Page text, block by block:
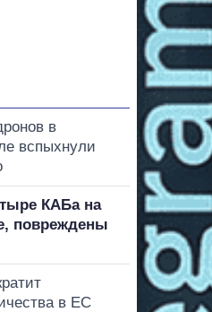
в
вспыхнули
КАБа на
повреждены
в ЕС